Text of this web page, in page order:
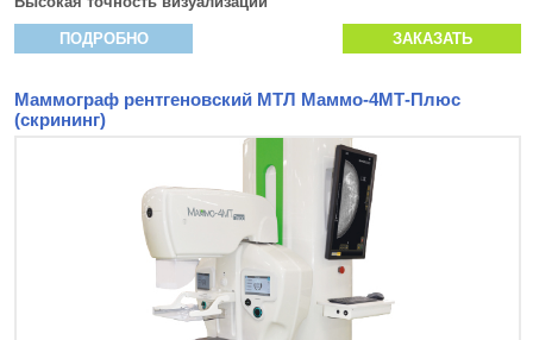
ПОДРОБНО ЗАКАЗАТЬ
Маммограф рентгеновский МТЛ Маммо-4МТ-Плюс
(скрининг)